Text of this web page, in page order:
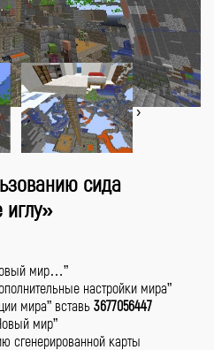
‹
›
сида
иглу»
мир…”
настройки мира”
мира” вставь 3677056447
мир”
сгенерированной карты